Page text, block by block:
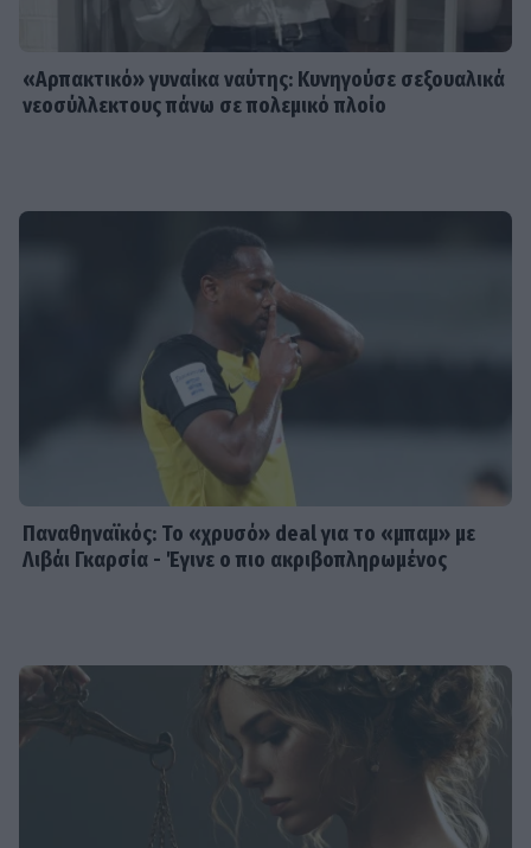
«Αρπακτικό» γυναίκα ναύτης: Κυνηγούσε σεξουαλικά
νεοσύλλεκτους πάνω σε πολεμικό πλοίο
Παναθηναϊκός: Το «χρυσό» deal για το «μπαμ» με
Λιβάι Γκαρσία - Έγινε ο πιο ακριβοπληρωμένος